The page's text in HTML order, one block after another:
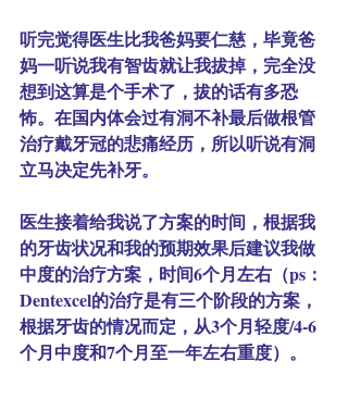
听完觉得医生比我爸妈要仁慈，毕竟爸
妈一听说我有智齿就让我拔掉，完全没
想到这算是个手术了，拔的话有多恐
怖。在国内体会过有洞不补最后做根管
治疗戴牙冠的悲痛经历，所以听说有洞
立马决定先补牙。
医生接着给我说了方案的时间，根据我
的牙齿状况和我的预期效果后建议我做
中度的治疗方案，时间6个月左右（ps：
Dentexcel的治疗是有三个阶段的方案，
根据牙齿的情况而定， 从3个月轻度/4-6
个月中度和7个月至一年左右重度）。